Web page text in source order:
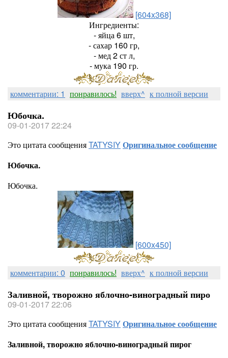
[604x368]
Ингредиенты:
- яйца 6 шт,
- сахар 160 гр,
- мед 2 ст л,
- мука 190 гр.
комментарии: 1 понравилось! вверх^ к полной версии
Юбочка.
09-01-2017 22:24
Это цитата сообщенияTATYSIYОригинальное сообщение
Юбочка.
Юбочка.
[600x450]
комментарии: 0 понравилось! вверх^ к полной версии
Заливной, творожно яблочно-виноградный пиро
09-01-2017 22:06
Это цитата сообщенияTATYSIYОригинальное сообщение
Заливной, творожно яблочно-виноградный пирог